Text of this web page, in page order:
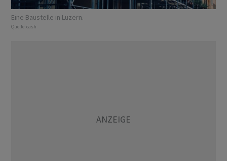
Eine Baustelle in Luzern.
Quelle: cash